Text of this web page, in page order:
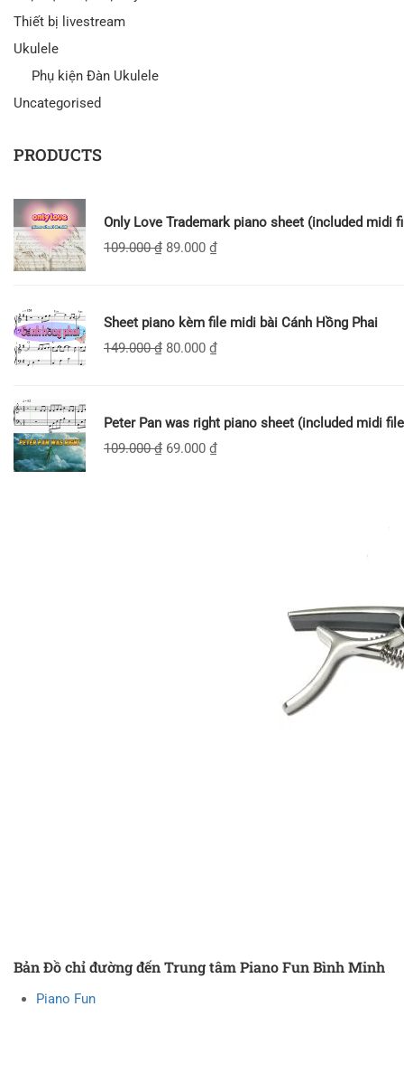
Thiết bị livestream
Ukulele
Phụ kiện Đàn Ukulele
Uncategorised
PRODUCTS
Only Love Trademark piano sheet (included midi
109.000₫ 89.000 ₫
Sheet piano kèm file midi bài Cánh Hồng Phai
149.000₫ 80.000 ₫
Peter Pan was right piano sheet (included midi
109.000₫ 69.000 ₫
Bản Đồ chỉ đường đến Trung tâm Piano Fun Bình Minh
Piano Fun